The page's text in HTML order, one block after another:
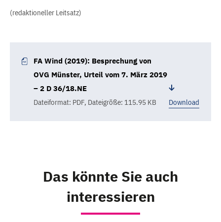
(redaktioneller Leitsatz)
FA Wind (2019): Besprechung von
OVG Münster, Urteil vom 7. März 2019
– 2 D 36/18.NE
Dateiformat: PDF, Dateigröße: 115.95 KB Download
Das könnte Sie auch
interessieren